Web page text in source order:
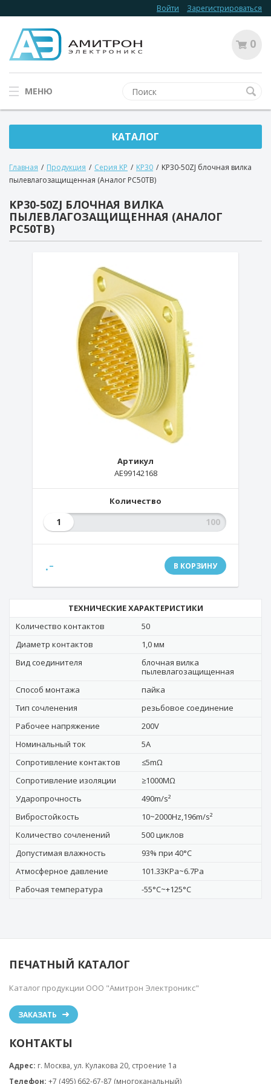
Войти Зарегистрироваться
0
МЕНЮ
КАТАЛОГ
Главная / Продукция / Серия KP / KP30 / KP30-50ZJ блочная вилка
пылевлагозащищенная (Аналог РС50ТВ)
KP30-50ZJ БЛОЧНАЯ ВИЛКА
ПЫЛЕВЛАГОЗАЩИЩЕННАЯ (АНАЛОГ
РС50ТВ)
Артикул
AE99142168
Количество
1
.- В КОРЗИНУ
ТЕХНИЧЕСКИЕ ХАРАКТЕРИСТИКИ
Количество контактов
50
Диаметр контактов
1,0 мм
Вид соединителя
блочная вилка
пылевлагозащищенная
Способ монтажа
пайка
Тип сочленения
резьбовое соединение
Рабочее напряжение
200V
Номинальный ток
5А
Сопротивление контактов
≤5mΩ
Сопротивление изоляции
≥1000MΩ
Ударопрочность
490m/s²
Вибростойкость
10~2000Hz,196m/s²
Количество сочленений
500 циклов
Допустимая влажность
93% при 40°C
Атмосферное давление
101.33KPa~6.7Pa
Рабочая температура
-55°C~+125°C
ПЕЧАТНЫЙ КАТАЛОГ
Каталог продукции ООО "Амитрон Электроникс"
ЗАКАЗАТЬ
КОНТАКТЫ
Адрес: г. Москва, ул. Кулакова 20, строение 1a
Телефон: +7 (495) 662-67-87 (многоканальный)